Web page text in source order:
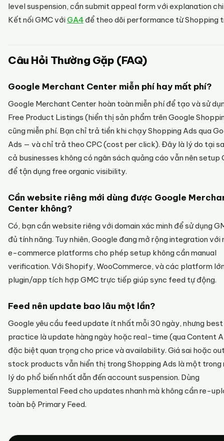
level suspension, cần submit appeal form với explanation
Kết nối GMC với GA4 để theo dõi performance từ Shopping
Câu Hỏi Thường Gặp (FAQ)
Google Merchant Center miễn phí hay mất phí?
Google Merchant Center hoàn toàn miễn phí để tạo và sử
Free Product Listings (hiển thị sản phẩm trên Google
cũng miễn phí. Bạn chỉ trả tiền khi chạy Shopping Ads qua
Ads — và chỉ trả theo CPC (cost per click). Đây là lý do tại
cả businesses không có ngân sách quảng cáo vẫn nên setup
để tận dụng free organic visibility.
Cần website riêng mới dùng được Google
Center không?
Có, bạn cần website riêng với domain xác minh để sử dụng
đủ tính năng. Tuy nhiên, Google đang mở rộng integration với
e-commerce platforms cho phép setup không cần manual
verification. Với Shopify, WooCommerce, và các platform
plugin/app tích hợp GMC trực tiếp giúp sync feed tự động.
Feed nên update bao lâu một lần?
Google yêu cầu feed update ít nhất mỗi 30 ngày, nhưng best
practice là update hàng ngày hoặc real-time (qua Content
đặc biệt quan trọng cho price và availability. Giá sai hoặc
stock products vẫn hiển thị trong Shopping Ads là một trong
lý do phổ biến nhất dẫn đến account suspension. Dùng
Supplemental Feed cho updates nhanh mà không cần re-
toàn bộ Primary Feed.